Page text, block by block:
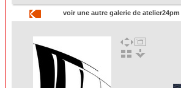
voir une autre galerie de atelier24pm